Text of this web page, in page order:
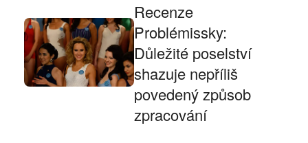
Recenze
Problémissky:
Důležité poselství
shazuje nepříliš
povedený způsob
zpracování